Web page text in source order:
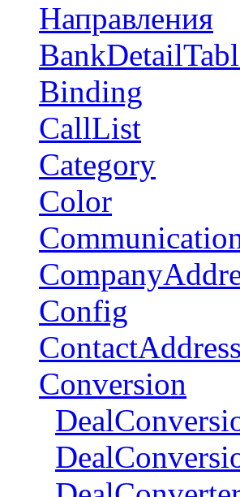
Направления
Binding
CallList
Category
Color
Config
ContactAddress
Conversion